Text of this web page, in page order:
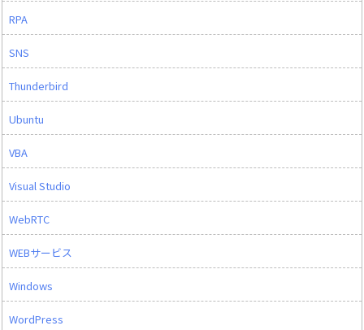
RPA
SNS
Thunderbird
Ubuntu
VBA
Visual Studio
WebRTC
WEBサービス
Windows
WordPress